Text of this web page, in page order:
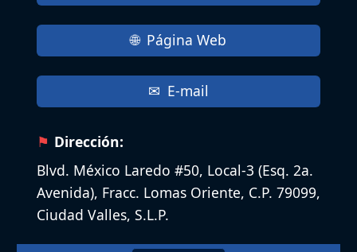
Página Web
E-mail
Dirección:
Blvd. México Laredo #50, Local-3 (Esq. 2a.
Avenida), Fracc. Lomas Oriente, C.P. 79099,
Ciudad Valles, S.L.P.